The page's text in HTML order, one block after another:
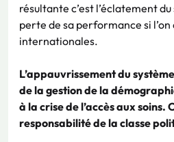
résultante c’est l’éclatement
perte de sa performance si
internationales.
L’appauvrissement du
de la gestion de la
à la crise de l’accès aux soins.
responsabilité de la classe